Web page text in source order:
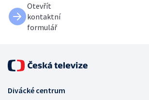
Otevřít
kontaktní
formulář
Divácké centrum